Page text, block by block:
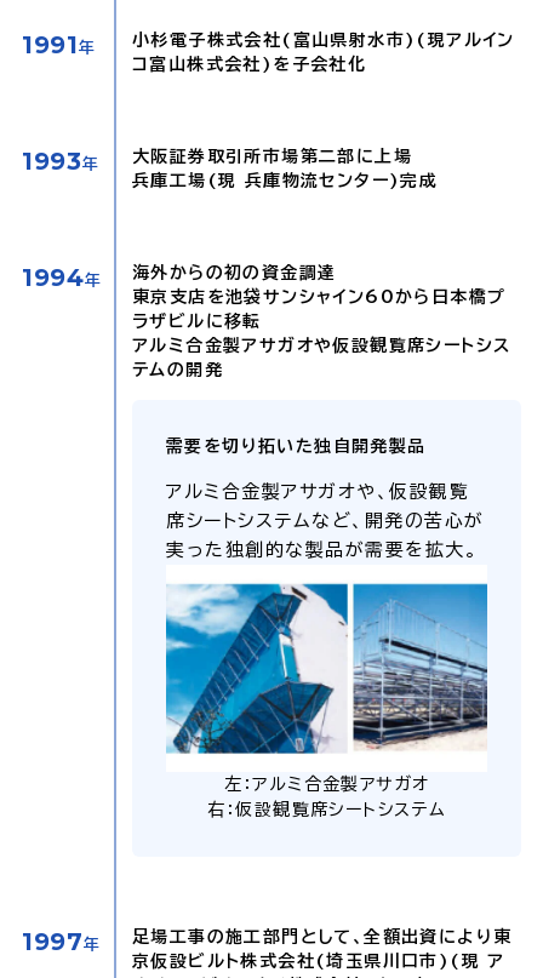
1991年
小杉電子株式会社(富山県射水市)(現アルイン
コ富山株式会社)を子会社化
1993年
大阪証券取引所市場第二部に上場
兵庫工場(現 兵庫物流センター)完成
1994年
海外からの初の資金調達
東京支店を池袋サンシャイン60から日本橋プ
ラザビルに移転
アルミ合金製アサガオや仮設観覧席シートシス
テムの開発
需要を切り拓いた独自開発製品
アルミ合金製アサガオや、仮設観覧
席シートシステムなど、開発の苦心が
実った独創的な製品が需要を拡大。
左：アルミ合金製アサガオ
右：仮設観覧席シートシステム
1997年
足場工事の施工部門として、全額出資により東
京仮設ビルト株式会社(埼玉県川口市)(現 ア